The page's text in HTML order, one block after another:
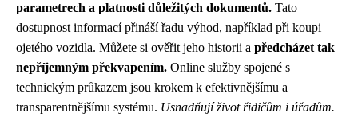
parametrech a platnosti důležitých dokumentů. Tato
dostupnost informací přináší řadu výhod, například při koupi
ojetého vozidla. Můžete si ověřit jeho historii a předcházet tak
nepříjemným překvapením. Online služby spojené s
technickým průkazem jsou krokem k efektivnějšímu a
transparentnějšímu systému. Usnadňují život řidičům i úřadům.